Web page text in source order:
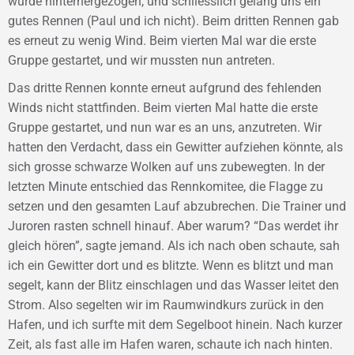
gutes Rennen (Paul und ich nicht). Beim dritten Rennen gab
es erneut zu wenig Wind. Beim vierten Mal war die erste
Gruppe gestartet, und wir mussten nun antreten.
Das dritte Rennen konnte erneut aufgrund des fehlenden
Winds nicht stattfinden. Beim vierten Mal hatte die erste
Gruppe gestartet, und nun war es an uns, anzutreten. Wir
hatten den Verdacht, dass ein Gewitter aufziehen könnte, als
sich grosse schwarze Wolken auf uns zubewegten. In der
letzten Minute entschied das Rennkomitee, die Flagge zu
setzen und den gesamten Lauf abzubrechen. Die Trainer und
Juroren rasten schnell hinauf. Aber warum? “Das werdet ihr
gleich hören”, sagte jemand. Als ich nach oben schaute, sah
ich ein Gewitter dort und es blitzte. Wenn es blitzt und man
segelt, kann der Blitz einschlagen und das Wasser leitet den
Strom. Also segelten wir im Raumwindkurs zurück in den
Hafen, und ich surfte mit dem Segelboot hinein. Nach kurzer
Zeit, als fast alle im Hafen waren, schaute ich nach hinten.